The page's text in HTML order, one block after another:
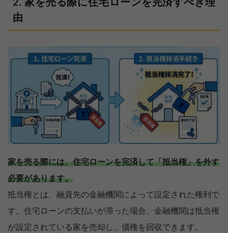
家を売る際に住宅ローンを完済すべき理
由
家を売る際には、住宅ローンを完済して「抵当権」を外す
必要があります。
抵当権とは、融資先の金融機関によって設定された権利で
す。住宅ローンの支払いが滞った場合、金融機関は抵当権
が設定されている家を売却し、債権を回収できます。